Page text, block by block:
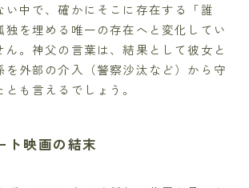
い中で、確かにそこに存在する「誰
独を埋める唯一の存在へと変化してい
ん。神父の言葉は、結果として彼女と
を外部の介入（警察沙汰など）から守
も言えるでしょう。
ト映画の結末